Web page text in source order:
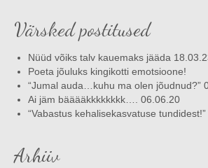
Värsked postitused
Nüüd võiks talv kauemaks jääda
Poeta jõuluks kingikotti emotsioone!
“Jumal auda…kuhu ma olen jõudnud?”
Ai jäm bääääkkkkkkkk…. 06.06.20
“Vabastus kehalisekasvatuse tundidest!”
Arhiiv